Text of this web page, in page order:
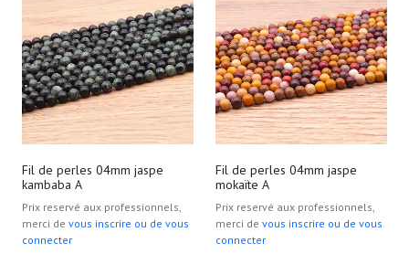
Fil de perles 04mm jaspe
kambaba A
Prix reservé aux professionnels,
merci de vous inscrire ou de vous
connecter
Fil de perles 04mm jaspe
mokaïte A
Prix reservé aux professionnels,
merci de vous inscrire ou de vous
connecter